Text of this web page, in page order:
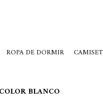
ROPA DE DORMIR
BLANCO